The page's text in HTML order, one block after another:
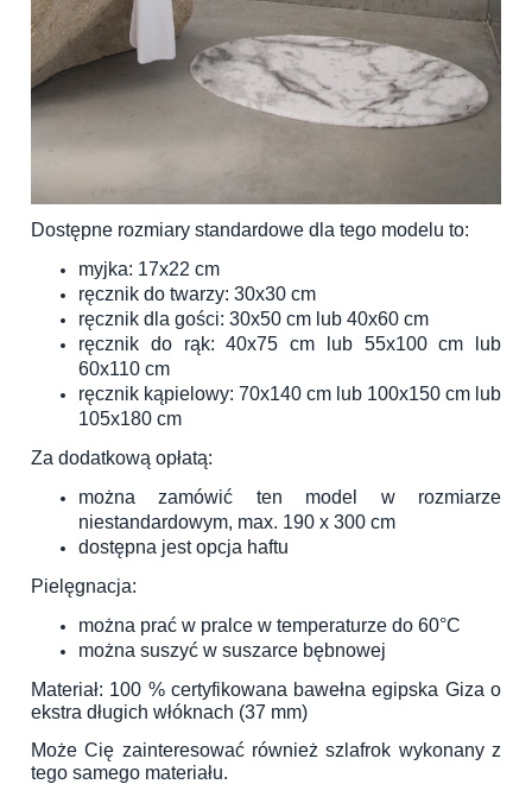
Dostępne rozmiary standardowe dla tego modelu to:
myjka: 17x22 cm
ręcznik do twarzy: 30x30 cm
ręcznik dla gości: 30x50 cm lub 40x60 cm
ręcznik do rąk: 40x75 cm lub 55x100 cm lub
60x110 cm
ręcznik kąpielowy: 70x140 cm lub 100x150 cm lub
105x180 cm
Za dodatkową opłatą:
można zamówić ten model w rozmiarze
niestandardowym, max. 190 x 300 cm
dostępna jest opcja haftu
Pielęgnacja:
można prać w pralce w temperaturze do 60°C
można suszyć w suszarce bębnowej
Materiał: 100 % certyfikowana bawełna egipska Giza o
ekstra długich włóknach (37 mm)
Może Cię zainteresować równieższlafrok wykonany z
tego samego materiału.